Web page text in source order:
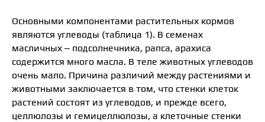
Основными компонентами растительных кормов
являются углеводы (таблица 1). В семенах
масличных – подсолнечника, рапса, арахиса
содержится много масла. В теле животных углеводов
очень мало. Причина различий между растениями и
животными заключается в том, что стенки клеток
растений состоят из углеводов, и прежде всего,
целлюлозы и гемицеллюлозы, а клеточные стенки